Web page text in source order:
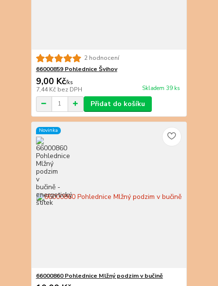
2 hodnocení
66000859 Pohlednice Švihov
9,00 Kč/ks
7,44 Kč bez DPH Skladem 39 ks
Přidat do košíku
Novinka
66000860 Pohlednice Mlžný podzim v bučině